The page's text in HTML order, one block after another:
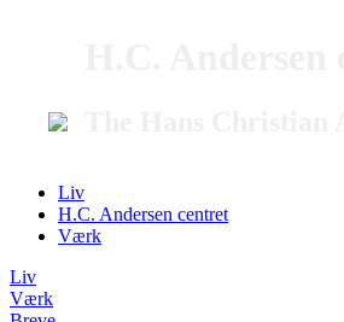
Liv
H.C. Andersen centret
Værk
Liv
Værk